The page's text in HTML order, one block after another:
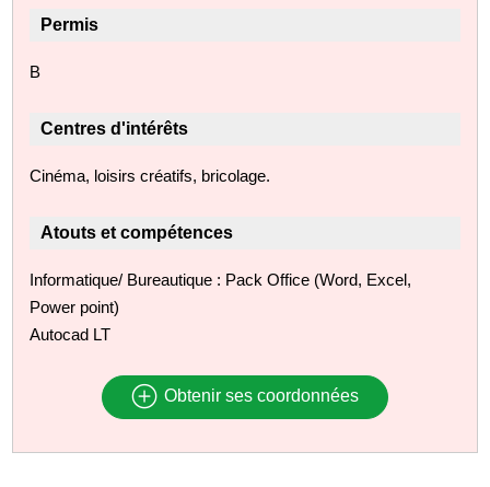
Permis
B
Centres d'intérêts
Cinéma, loisirs créatifs, bricolage.
Atouts et compétences
Informatique/ Bureautique : Pack Office (Word, Excel,
Power point)
Autocad LT
Obtenir ses coordonnées